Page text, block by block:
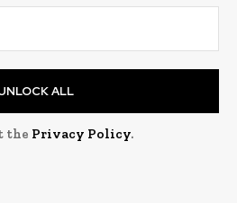
ALL
the Privacy Policy.